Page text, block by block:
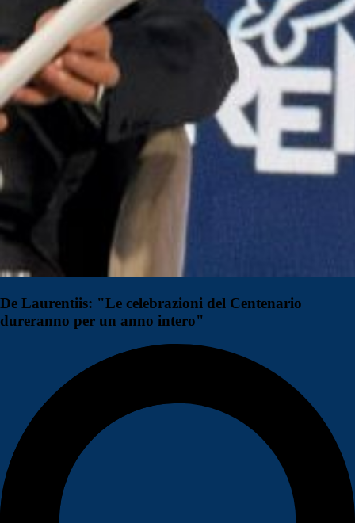
De Laurentiis: "Le celebrazioni del Centenario
dureranno per un anno intero"